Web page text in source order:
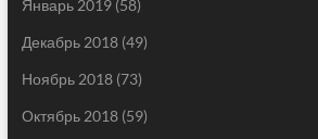
Январь 2019(58)
Декабрь 2018(49)
Ноябрь 2018(73)
Октябрь 2018(59)